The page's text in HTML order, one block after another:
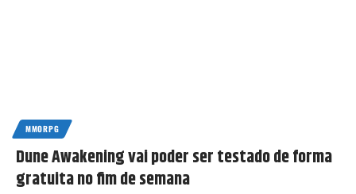
MMORPG
Dune Awakening vai poder ser testado de forma
gratuita no fim de semana